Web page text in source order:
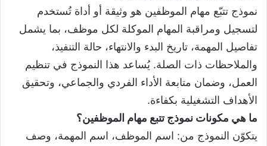
نموذج تتبّع مهام الموظفين هو وثيقة أو أداة تُستخدم
لتسجيل ومراقبة المهام الموكلة لكل موظف، بما يشمل
تفاصيل المهمة، تاريخ البدء والانتهاء، حالة التنفيذ،
والملاحظات ذات الصلة. يُساعد هذا النموذج في تنظيم
العمل، وضمان متابعة الأداء الفردي والجماعي، وتحقيق
الأهداف التشغيلية بكفاءة.
ما هي مكونات نموذج تتبع مهام الموظفين؟
يتكوّن النموذج من: اسم الموظف، اسم المهمة، وصف